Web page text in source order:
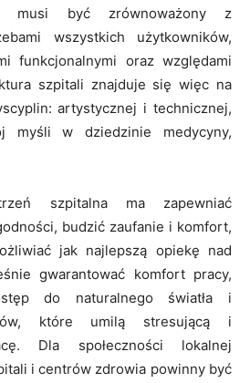
musi być zrównoważony z
wszystkich użytkowników,
funkcjonalnymi oraz względami
szpitali znajduje się więc na
artystycznej i technicznej,
myśli w dziedzinie medycyny,
szpitalna ma zapewniać
budzić zaufanie i komfort,
jak najlepszą opiekę nad
gwarantować komfort pracy,
do naturalnego światła i
które umilą stresującą i
Dla społeczności lokalnej
i centrów zdrowia powinny być